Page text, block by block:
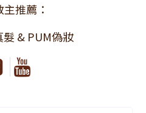
推薦：
& PUM偽妝